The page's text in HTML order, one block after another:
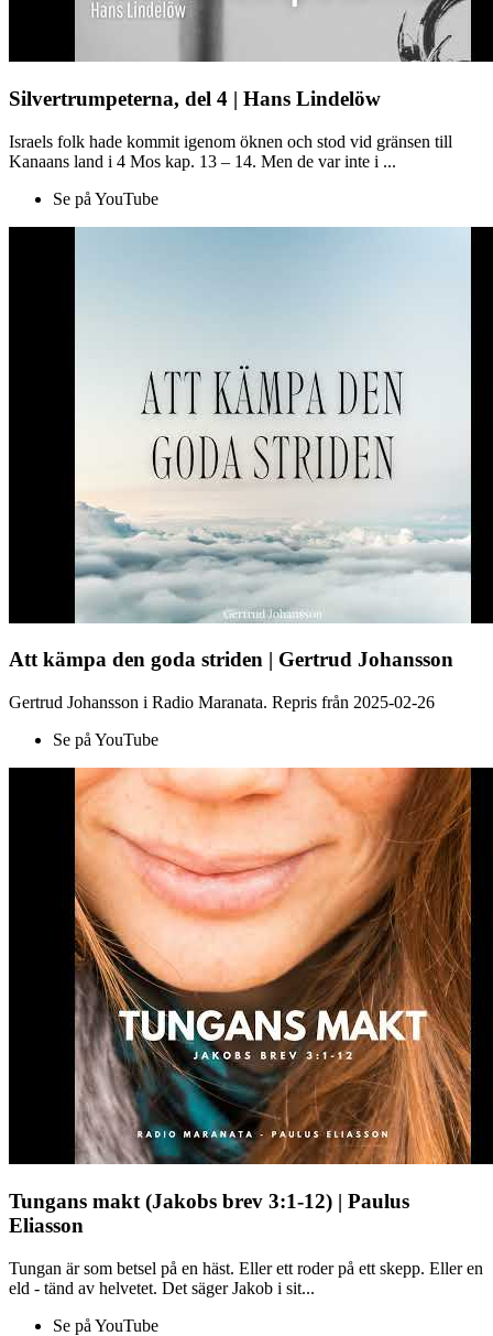
Silvertrumpeterna, del 4 | Hans Lindelöw
Israels folk hade kommit igenom öknen och stod vid gränsen till
Kanaans land i 4 Mos kap. 13 – 14. Men de var inte i ...
Se på YouTube
Att kämpa den goda striden | Gertrud Johansson
Gertrud Johansson i Radio Maranata. Repris från 2025-02-26
Se på YouTube
Tungans makt (Jakobs brev 3:1-12) | Paulus
Eliasson
Tungan är som betsel på en häst. Eller ett roder på ett skepp. Eller en
eld - tänd av helvetet. Det säger Jakob i sit...
Se på YouTube